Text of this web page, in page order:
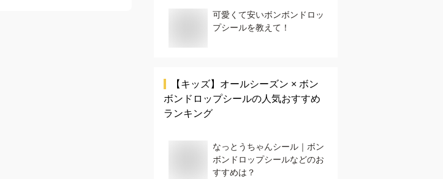
可愛くて安いボンボンドロッ
プシールを教えて！
【キッズ】 オールシーズン × ボン
ボンドロップシールの人気おすすめ
ランキング
なっとうちゃんシール｜ボン
ボンドロップシールなどのお
すすめは？